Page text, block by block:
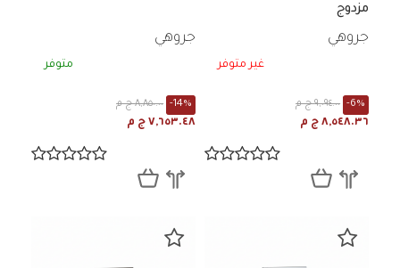
مزدوج
جروهي
غير متوفر
٩,٠٩٤.٠٠ ج م -6%
٨,٥٤٨.٣٦ ج م
جروهي
متوفر
٨,٨٥٠.٠٠ ج م -14%
٧,٦٥٣.٤٨ ج م